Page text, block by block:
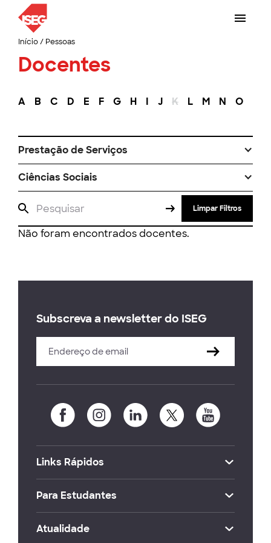
Início/ Pessoas
Docentes
A B C D E F G H I J K L M N O
Prestação de Serviços
Ciências Sociais
Limpar Filtros
Não foram encontrados docentes.
Subscreva a newsletter do ISEG
Links Rápidos
Para Estudantes
Atualidade